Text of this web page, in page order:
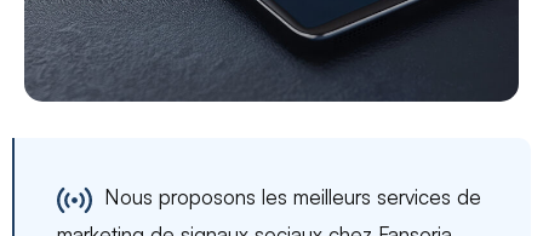
Nous proposons les meilleurs services de